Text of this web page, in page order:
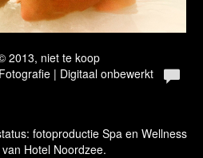
2013, niet te koop
| Digitaal onbewerkt
fotoproductie Spa en Wellness
Hotel Noordzee.